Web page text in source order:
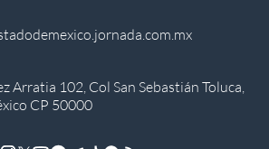
Arratia 102, Col San Sebastián Toluca,
CP 50000